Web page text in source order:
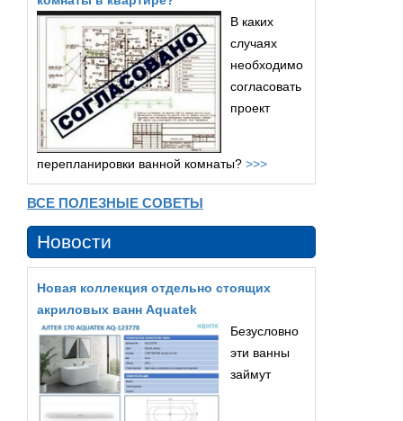
В каких
случаях
необходимо
согласовать
проект
перепланировки ванной комнаты? >>>
ВСЕ ПОЛЕЗНЫЕ СОВЕТЫ
Новости
Новая коллекция отдельно стоящих
акриловых ванн Aquatek
Безусловно
эти ванны
займут